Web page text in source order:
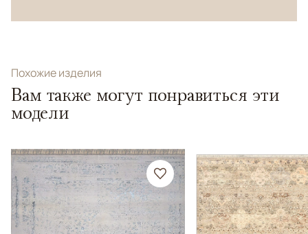
Похожие изделия
Вам также могут понравиться эти
модели